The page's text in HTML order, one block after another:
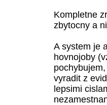
Kompletne
zbytocny a
A system je
hovnojoby
vyradit z
lepsimi